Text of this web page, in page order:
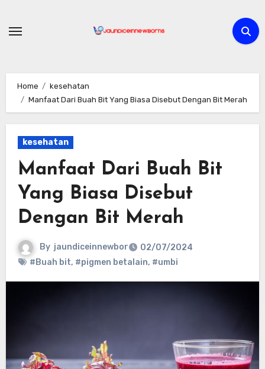
Home
kesehatan
Manfaat Dari Buah Bit Yang Biasa Disebut Dengan Bit Merah
kesehatan
Manfaat Dari Buah Bit
Yang Biasa Disebut
Dengan Bit Merah
By jaundiceinnewbor
02/07/2024
#Buah bit, #pigmen betalain, #umbi